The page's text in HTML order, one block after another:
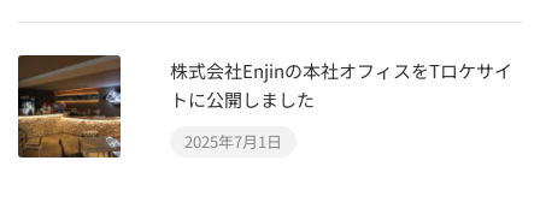
株式会社Enjinの本社オフィスをTロケサイ
トに公開しました
2025年7月1日